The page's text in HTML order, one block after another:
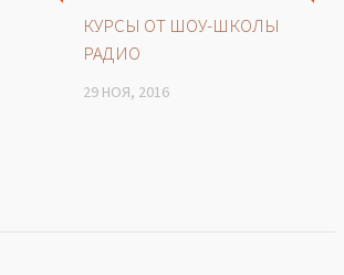
КУРСЫ ОТ ШОУ-ШКОЛЫ
РАДИО
29 НОЯ, 2016